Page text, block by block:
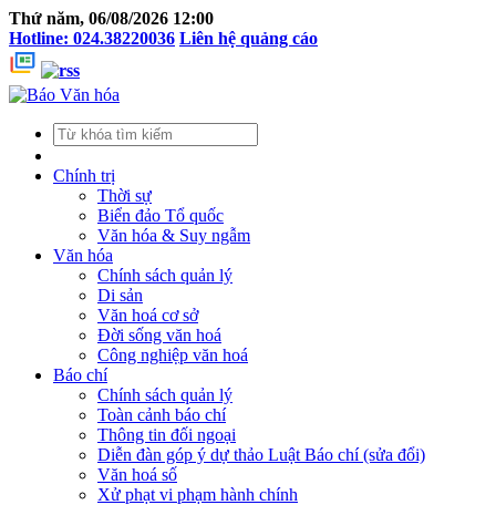
Thứ năm, 06/08/2026 12:00
Hotline: 024.38220036 Liên hệ quảng cáo
Chính trị
Thời sự
Biển đảo Tổ quốc
Văn hóa & Suy ngẫm
Văn hóa
Chính sách quản lý
Di sản
Văn hoá cơ sở
Đời sống văn hoá
Công nghiệp văn hoá
Báo chí
Chính sách quản lý
Toàn cảnh báo chí
Thông tin đối ngoại
Diễn đàn góp ý dự thảo Luật Báo chí (sửa đổi)
Văn hoá số
Xử phạt vi phạm hành chính